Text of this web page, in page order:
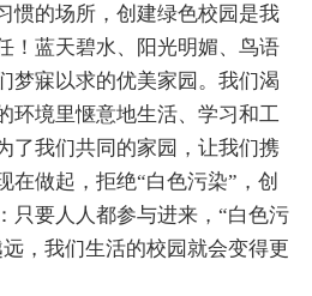
惯的场所，创建绿色校园是我
！蓝天碧水、阳光明媚、鸟语
梦寐以求的优美家园。我们渴
环境里惬意地生活、学习和工
了我们共同的家园，让我们携
在做起，拒绝“白色污染”，创
只要人人都参与进来，“白色污
，我们生活的校园就会变得更